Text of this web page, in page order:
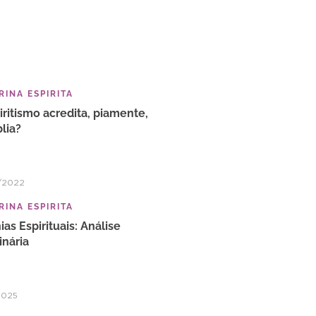
ESPIRITA
acredita, piamente,
ESPIRITA
Espirituais: Análise